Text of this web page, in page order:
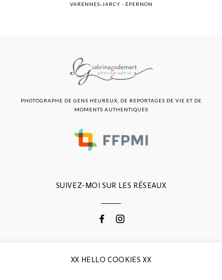
VARENNES-JARCY - ÉPERNON
SUIVEZ-MOI SUR LES RÉSEAUX
PHOTOGRAPHE DE GENS HEUREUX, DE REPORTAGES DE VIE ET DE
MOMENTS AUTHENTIQUES
CONTACTEZ-MOI
XX HELLO COOKIES XX